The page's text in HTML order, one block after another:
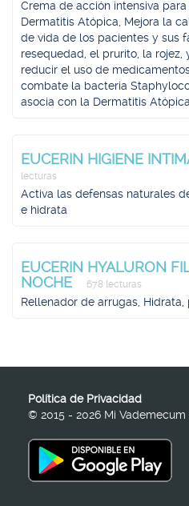
Crema de acción intensiva
Dermatitis Atópica, Mejora la
de vida de los pacientes y sus
resequedad, el prurito, la rojez,
reducir el uso de
combate la bacteria
asocia con la Dermatitis Atópica
EUCERIN HIGIENE
lecturas
Activa las defensas naturales
e hidrata
EUCERIN HYALURON
NOCHE
678 lecturas
Rellenador de arrugas,
Política de Privacidad
© 2015 - 2026 Mi Vademecum